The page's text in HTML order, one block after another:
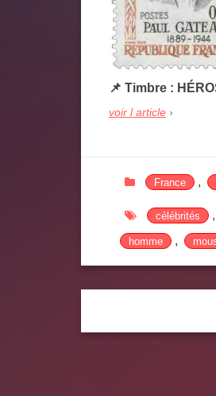
📌 Timbre :
voir l article
France ,
célébrités ,
homme ,